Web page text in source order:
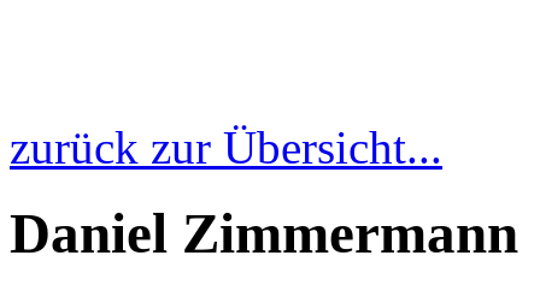
zurück zur Übersicht...
Daniel Zimmermann